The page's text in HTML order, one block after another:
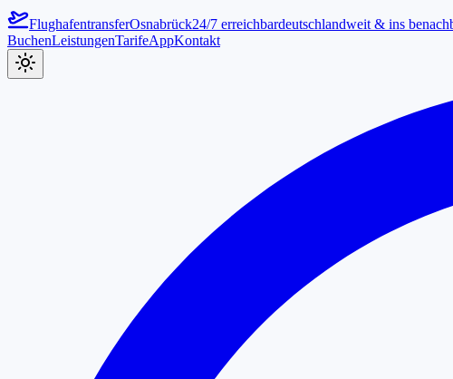
FlughafentransferOsnabrück24/7 erreichbardeutschlandweit & ins
BuchenLeistungenTarifeAppKontakt